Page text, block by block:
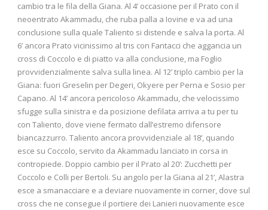
cambio tra le fila della Giana. Al 4’ occasione per il Prato con il
neoentrato Akammadu, che ruba palla a Iovine e va ad una
conclusione sulla quale Taliento si distende e salva la porta. Al
6’ ancora Prato vicinissimo al tris con Fantacci che aggancia un
cross di Coccolo e di piatto va alla conclusione, ma Foglio
provvidenzialmente salva sulla linea. Al 12’ triplo cambio per la
Giana: fuori Greselin per Degeri, Okyere per Perna e Sosio per
Capano. Al 14’ ancora pericoloso Akammadu, che velocissimo
sfugge sulla sinistra e da posizione defilata arriva a tu per tu
con Taliento, dove viene fermato dall’estremo difensore
biancazzurro. Taliento ancora provvidenziale al 18’, quando
esce su Coccolo, servito da Akammadu lanciato in corsa in
contropiede. Doppio cambio per il Prato al 20’: Zucchetti per
Coccolo e Colli per Bertoli. Su angolo per la Giana al 21’, Alastra
esce a smanacciare e a deviare nuovamente in corner, dove sul
cross che ne consegue il portiere dei Lanieri nuovamente esce